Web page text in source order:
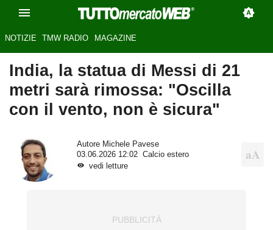
NOTIZIE TMW RADIO MAGAZINE
India, la statua di Messi di 21
metri sarà rimossa: "Oscilla
con il vento, non è sicura"
Autore Michele Pavese
03.06.2026 12:02
Calcio estero
vedi letture